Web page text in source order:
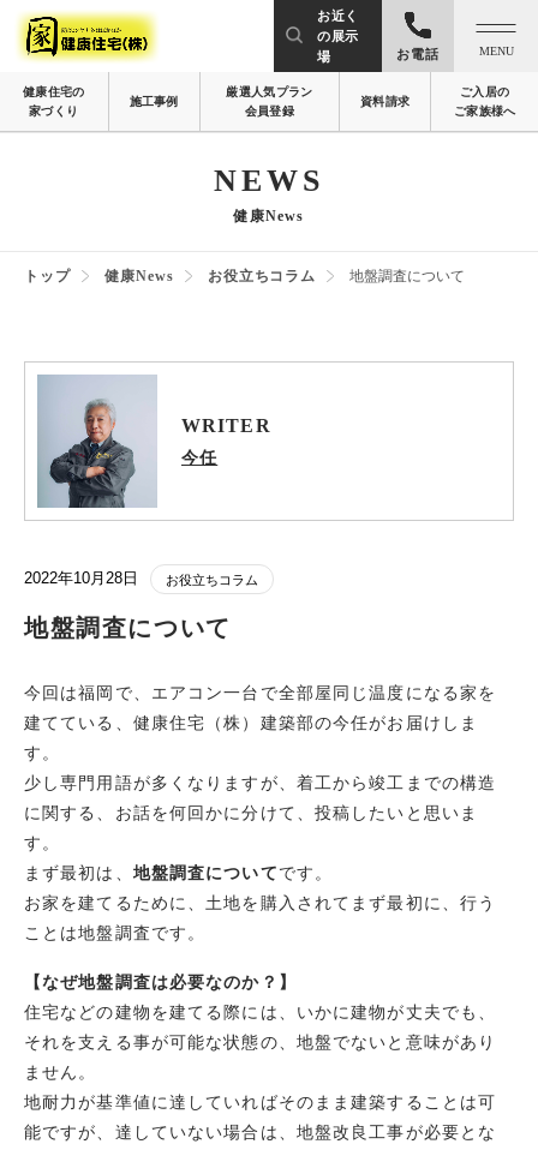
お近く
の展示
場
お電話 MENU
健康住宅の
家づくり
施工事例
厳選人気プラン
会員登録
資料請求
ご入居の
ご家族様へ
NEWS
健康News
トップ 健康News お役立ちコラム 地盤調査について
WRITER
今任
2022年10月28日 お役立ちコラム
地盤調査について
今回は福岡で、エアコン一台で全部屋同じ温度になる家を
建てている、健康住宅（株）建築部の今任がお届けしま
す。
少し専門用語が多くなりますが、着工から竣工までの構造
に関する、お話を何回かに分けて、投稿したいと思いま
す。
まず最初は、 地盤調査についてです。
お家を建てるために、土地を購入されてまず最初に、行う
ことは地盤調査です。
【なぜ地盤調査は必要なのか？】
住宅などの建物を建てる際には、いかに建物が丈夫でも、
それを支える事が可能な状態の、地盤でないと意味があり
ません。
地耐力が基準値に達していればそのまま建築することは可
能ですが、達していない場合は、地盤改良工事が必要とな